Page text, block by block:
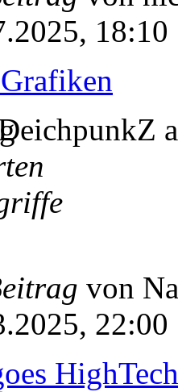
18:10
von
22:00